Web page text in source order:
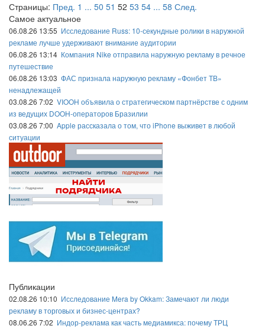
Страницы: Пред. 1 ... 50 51 52 53 54 ... 58 След.
Самое актуальное
06.08.26 13:55 Исследование Russ: 10-секундные ролики в наружной
рекламе лучше удерживают внимание аудитории
06.08.26 13:14 Компания Nike отправила наружную рекламу в речное
путешествие
06.08.26 13:03 ФАС признала наружную рекламу «Фонбет ТВ»
ненадлежащей
03.08.26 7:02 VIOOH объявила о стратегическом партнёрстве с одним
из ведущих DOOH-операторов Бразилии
03.08.26 7:00 Apple рассказала о том, что iPhone выживет в любой
ситуации
Публикации
02.08.26 10:10 Исследование Mera by Okkam: Замечают ли люди
рекламу в торговых и бизнес-центрах?
08.06.26 7:02 Индор-реклама как часть медиамикса: почему ТРЦ